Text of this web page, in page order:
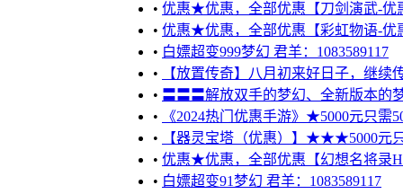
• 优惠★优惠，全部优惠【刀剑演武-优
• 优惠★优惠，全部优惠【彩虹物语-优
• 白嫖超变999梦幻 君羊：1083589117
•
【放置传奇】八月初来好日子，继续
• 〓〓〓解放双手的梦幻、全新版本的
•
《2024热门优惠手游》★5000元只
•
【器灵宝塔（优惠）】★★★5000
• 优惠★优惠，全部优惠【幻想名将录
• 白嫖超变91梦幻 君羊：1083589117